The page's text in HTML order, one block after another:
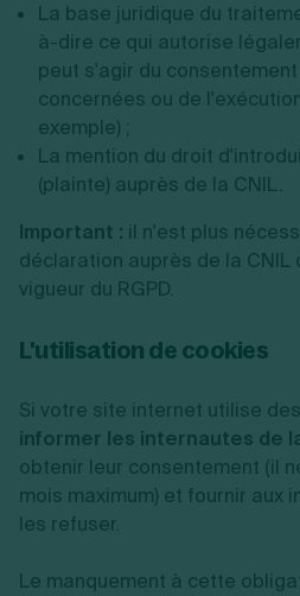
La base juridique du
à-dire ce qui autorise
peut s'agir du
concernées ou de
exemple) ;
La mention du droit
(plainte) auprès de la CNIL.
Important : il n'est plus
déclaration auprès de la CNIL
vigueur du RGPD.
L'utilisation de cookies
Si votre site internet utilise
informer les internautes de
obtenir leur consentement (il
mois maximum) et fournir aux
les refuser.
Le manquement à cette